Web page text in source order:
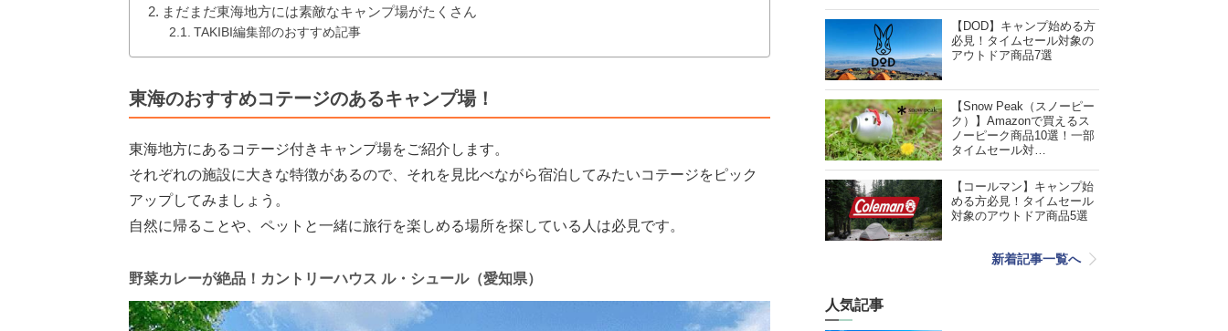
まだまだ東海地方には素敵なキャンプ場がたくさん
TAKIBI編集部のおすすめ記事
東海のおすすめコテージのあるキャンプ場！
東海地方にあるコテージ付きキャンプ場をご紹介します。
それぞれの施設に大きな特徴があるので、それを見比べながら宿泊してみたいコテージをピック
アップしてみましょう。
自然に帰ることや、ペットと一緒に旅行を楽しめる場所を探している人は必見です。
野菜カレーが絶品！カントリーハウス ル・シュール（愛知県）
【DOD】キャンプ始める方
必見！タイムセール対象の
アウトドア商品7選
【Snow Peak（スノーピー
ク）】Amazonで買えるス
ノーピーク商品10選！一部
タイムセール対…
【コールマン】キャンプ始
める方必見！タイムセール
対象のアウトドア商品5選
新着記事一覧へ
人気記事